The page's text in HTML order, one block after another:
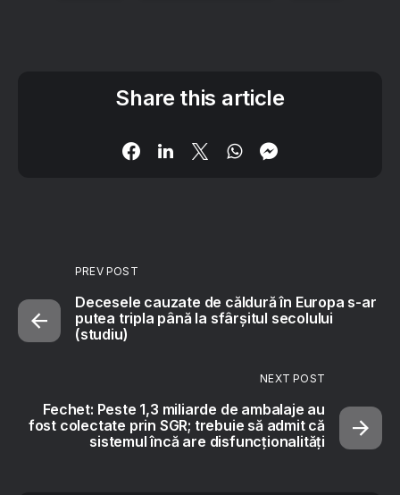
Share this article
PREV POST
Decesele cauzate de căldură în Europa s-ar
putea tripla până la sfârșitul secolului
(studiu)
NEXT POST
Fechet: Peste 1,3 miliarde de ambalaje au
fost colectate prin SGR; trebuie să admit că
sistemul încă are disfuncţionalităţi